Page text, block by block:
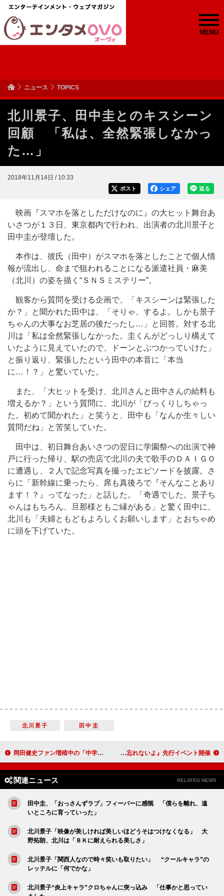
MENU
ニュース TOPICS
北川景子、田中圭とのキスシーン
回顧 「私は、全然緊張しなかっ
た…」
2018年11月14日 / 10:33
送る
シェア
ポスト
映画『スマホを落としただけなのに』の大ヒット舞台あ
いさつが１３日、東京都内で行われ、出演者の北川景子と
田中圭が登壇した。
本作は、彼氏（田中）がスマホを落としたことで個人情
報が流出し、命まで狙われることになる派遣社員・麻美
（北川）の姿を描く“ＳＮＳミステリー”。
観客から質問を受ける企画で、「キスシーンは緊張した
か？」と聞かれた田中は、「そりゃ、するよ。しかも景子
ちゃんの大事なお芝居の後だったし…」と回答。対する北
川は「私は全然緊張しなかった。圭くんがどっしり構えて
いたように見えていたので、ドーンとぶつかっていけた」
と振り返り、緊張したという田中の本音に「本当
に…！？」と驚いていた。
また、「大ヒットを受け、北川さんと田中さんの給料も
増えるか？」という質問に、北川が「びっくりしちゃっ
た。初めて聞かれた」と笑うと、田中も「なんか生々しい
質問だね」と苦笑していた。
田中は、初日舞台あいさつの翌日に学園祭への出演で神
戸に行った帰り、駅の売店で北川の夫で歌手のＤＡＩＧＯ
に遭遇し、２人で記念写真を撮ったエピソードを披露。さ
らに「新幹線に乗ったら、席も真後ろで『そんなことあり
ます！？』ってなった」と話した。「奇遇でした。景子ち
ゃんはもちろん、旦那様ともご縁がある」と驚く田中に、
北川も「夫婦ともどもよろしくお願いします」とおちゃめ
に頭を下げていた。
北川景子 田中圭
岡田健史ファン増殖中の「中学聖日記」 今夜、「末永って誰だっけ？」の真相が明らかに 崎山つばさ、原動力は「おいしいもの」 『いつまでも忘れないよ』先行イベント開催
関連ニュース RELATED NEWS
田中圭、「おっさんずラブ」フィーバーに感慨 「僕らを離れ、遠
いところに育っていった」
北川景子「映像が美しければ美しいほどうそはつけなくなる」 大
野拓朗、北川は「８Ｋに耐えられる美しさ」
北川景子「関西人なので時々笑いも取りたい」 “クールキャラ”の
レッテルに「何でかな」
北川景子“炎上キャラ”クロちゃんに突っ込み 「仕事かと思ってい